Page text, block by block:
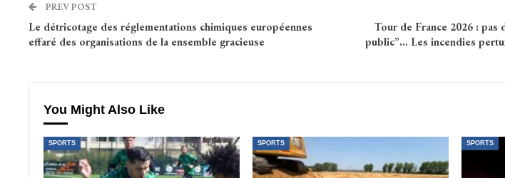
PREV POST
Le détricotage des réglementations chimiques européennes
effaré des organisations de la ensemble gracieuse
Tour de France 2026 : pas
public”… Les incendies
You Might Also Like
SPORTS SPORTS SPORTS